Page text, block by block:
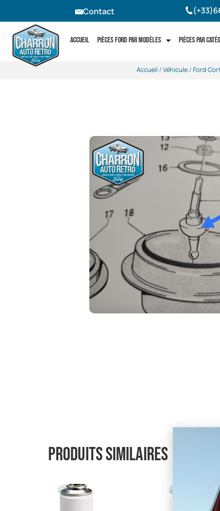
Contact
Accueil Pièces Ford par modèles Pièces par
Accueil / Véhicule / Ford
Produits similaires